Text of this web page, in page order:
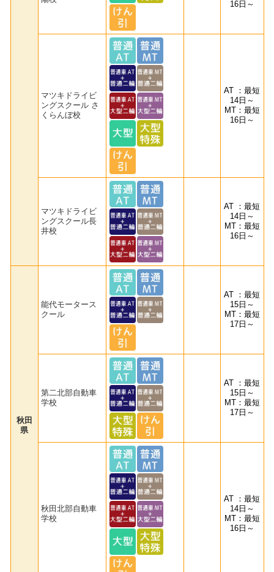
16日～
マツキドライビ
ングスクール さ
くらんぼ校
AT ：最短
14日～
MT：最短
16日～
マツキドライビ
ングスクール長
井校
AT ：最短
14日～
MT：最短
16日～
秋田
県
能代モータース
クール
AT ：最短
15日～
MT：最短
17日～
第二北部自動車
学校
AT ：最短
15日～
MT：最短
17日～
秋田北部自動車
学校
AT ：最短
14日～
MT：最短
16日～